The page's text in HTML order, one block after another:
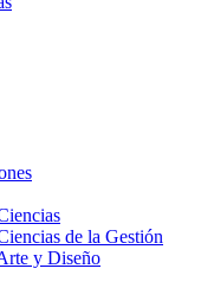
de la Gestión
y Diseño